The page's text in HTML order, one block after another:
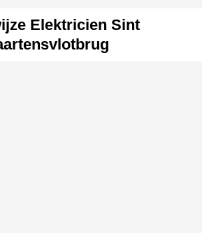
Elektricien Sint